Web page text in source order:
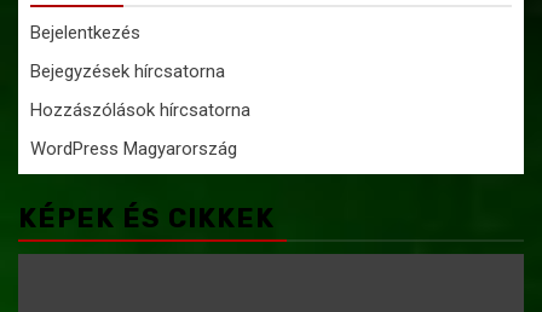
Bejelentkezés
Bejegyzések hírcsatorna
Hozzászólások hírcsatorna
WordPress Magyarország
KÉPEK ÉS CIKKEK